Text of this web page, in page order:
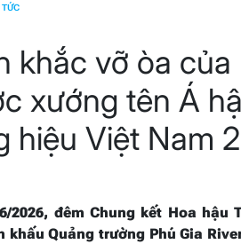
TỨC
khắc vỡ òa của
xướng tên Á
hiệu Việt Nam
2026, đêm Chung kết Hoa hậu
khấu Quảng trường Phú Gia